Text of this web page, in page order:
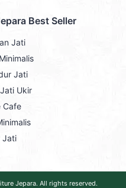
Best Seller
Jati
Jati
Ukir
Cafe
Jati
Jepara. All rights reserved.